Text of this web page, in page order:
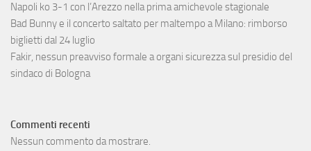
Napoli ko 3-1 con l’Arezzo nella prima amichevole stagionale
Bad Bunny e il concerto saltato per maltempo a Milano: rimborso
biglietti dal 24 luglio
Fakir, nessun preavviso formale a organi sicurezza sul presidio del
sindaco di Bologna
Commenti recenti
Nessun commento da mostrare.